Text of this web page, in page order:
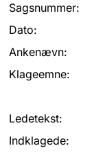
Sagsnummer:
Dato:
Ankenævn:
Klageemne:
Ledetekst:
Indklagede: